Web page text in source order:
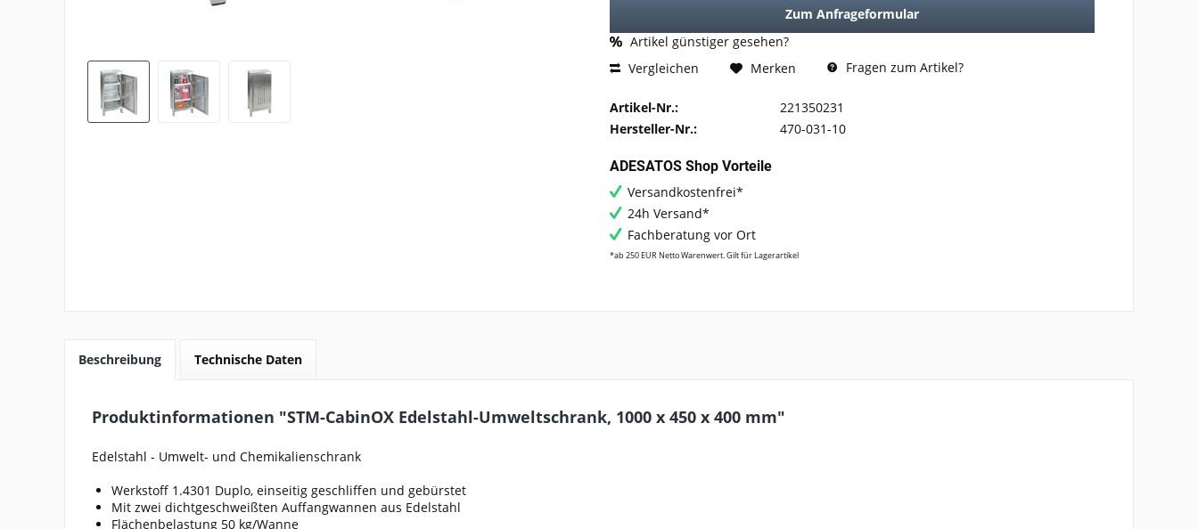
Zum Anfrageformular
Artikel günstiger gesehen?
Vergleichen
Merken Fragen zum Artikel?
Artikel-Nr.:
221350231
Hersteller-Nr.:
470-031-10
ADESATOS Shop Vorteile
Versandkostenfrei*
24h Versand*
Fachberatung vor Ort
*ab 250 EUR Netto Warenwert. Gilt für Lagerartikel
Beschreibung Technische Daten
Produktinformationen "STM-CabinOX Edelstahl-Umweltschrank, 1000 x 450 x 400 mm"
Edelstahl - Umwelt- und Chemikalienschrank
Werkstoff 1.4301 Duplo, einseitig geschliffen und gebürstet
Mit zwei dichtgeschweißten Auffangwannen aus Edelstahl
Flächenbelastung 50 kg/Wanne